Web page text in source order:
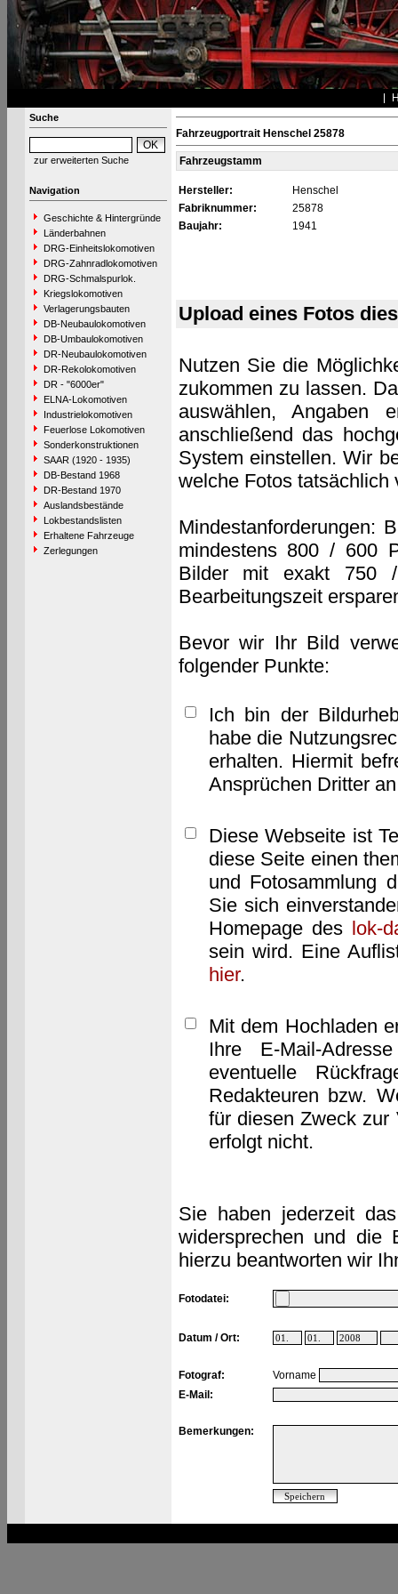
Suche
zur erweiterten Suche
Navigation
Geschichte & Hintergründe
Länderbahnen
DRG-Einheitslokomotiven
DRG-Zahnradlokomotiven
DRG-Schmalspurlok.
Kriegslokomotiven
Verlagerungsbauten
DB-Neubaulokomotiven
DB-Umbaulokomotiven
DR-Neubaulokomotiven
DR-Rekolokomotiven
DR - "6000er"
ELNA-Lokomotiven
Industrielokomotiven
Feuerlose Lokomotiven
Sonderkonstruktionen
SAAR (1920 - 1935)
DB-Bestand 1968
DR-Bestand 1970
Auslandsbestände
Lokbestandslisten
Erhaltene Fahrzeuge
Zerlegungen
Fahrzeugportrait Henschel 25878
Fahrzeugstamm
Hersteller:
Henschel
Fabriknummer:
25878
Baujahr:
1941
Upload eines Fotos
Nutzen Sie die
zukommen zu lassen.
auswählen, Angaben
anschließend das
System einstellen. Wir
welche Fotos tatsächlich
Mindestanforderungen:
mindestens 800 / 600
Bilder mit exakt 750
Bearbeitungszeit
Bevor wir Ihr Bild
folgender Punkte:
Ich bin der
habe die
erhalten. Hiermit
Ansprüchen Dritter
Diese Webseite ist
diese Seite einen
und Fotosammlung
Sie sich
Homepage des lok-
sein wird. Eine
hier.
Mit dem Hochladen
Ihre E-Mail-
eventuelle
Redakteuren bzw.
für diesen Zweck zur
erfolgt nicht.
Sie haben jederzeit
widersprechen und die
hierzu beantworten wir
Fotodatei:
Datum / Ort:
Fotograf:
Vorname
E-Mail:
Bemerkungen: